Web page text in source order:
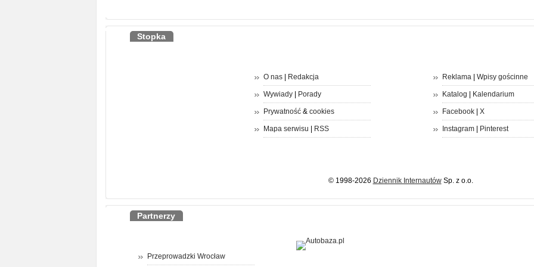
Stopka
O nas| Redakcja
Wywiady| Porady
Prywatność& cookies
Mapa serwisu RSS
Reklama| Wpisy gościnne
Katalog Kalendarium
Facebook| X
Instagram| Pinterest
© 1998-2026 Dziennik InternautówSp. z o.o.
Partnerzy
Przeprowadzki Wrocław